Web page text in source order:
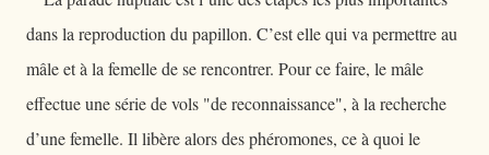
dans la reproduction du papillon. C’est elle qui va permettre au
mâle et à la femelle de se rencontrer. Pour ce faire, le mâle
effectue une série de vols "de reconnaissance", à la recherche
d’une femelle. Il libère alors des phéromones, ce à quoi le